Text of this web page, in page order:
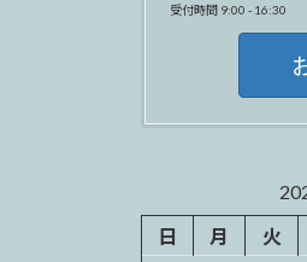
受付時間 9:00 - 16:30
日
月 火